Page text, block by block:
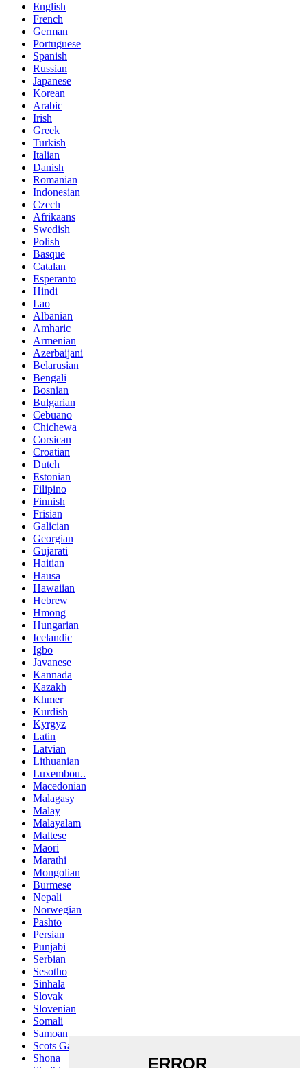
English
French
German
Portuguese
Spanish
Russian
Japanese
Korean
Arabic
Irish
Greek
Turkish
Italian
Danish
Romanian
Indonesian
Czech
Afrikaans
Swedish
Polish
Basque
Catalan
Esperanto
Hindi
Lao
Albanian
Amharic
Armenian
Azerbaijani
Belarusian
Bengali
Bosnian
Bulgarian
Cebuano
Chichewa
Corsican
Croatian
Dutch
Estonian
Filipino
Finnish
Frisian
Galician
Georgian
Gujarati
Haitian
Hausa
Hawaiian
Hebrew
Hmong
Hungarian
Icelandic
Igbo
Javanese
Kannada
Kazakh
Khmer
Kurdish
Kyrgyz
Latin
Latvian
Lithuanian
Luxembou..
Macedonian
Malagasy
Malay
Malayalam
Maltese
Maori
Marathi
Mongolian
Burmese
Nepali
Norwegian
Pashto
Persian
Punjabi
Serbian
Sesotho
Sinhala
Slovak
Slovenian
Somali
Samoan
Scots Gaelic
Shona